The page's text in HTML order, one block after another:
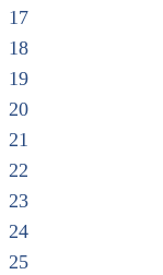
17
18
19
20
21
22
23
24
25